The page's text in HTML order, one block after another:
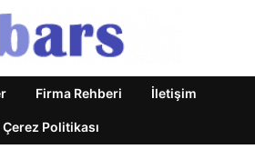
Firma Rehberi İletişim
Çerez Politikası